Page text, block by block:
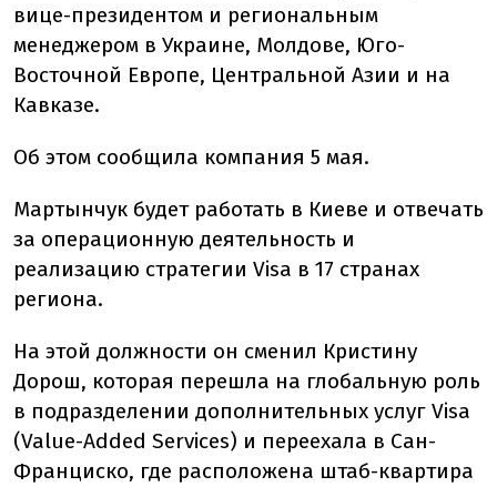
вице-президентом и региональным
менеджером в Украине, Молдове, Юго-
Восточной Европе, Центральной Азии и на
Кавказе.
Об этом сообщила компания 5 мая.
Мартынчук будет работать в Киеве и отвечать
за операционную деятельность и
реализацию стратегии Visa в 17 странах
региона.
На этой должности он сменил Кристину
Дорош, которая перешла на глобальную роль
в подразделении дополнительных услуг Visa
(Value-Added Services) и переехала в Сан-
Франциско, где расположена штаб-квартира